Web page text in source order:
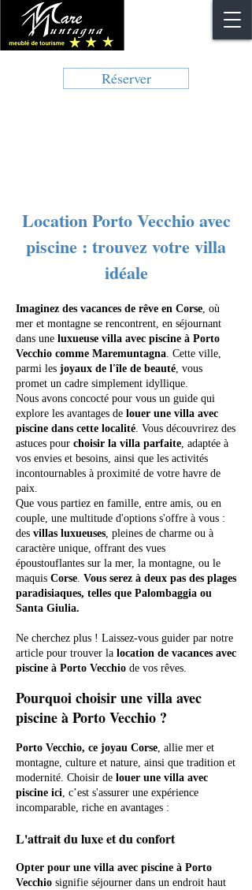
Réserver
Location Porto Vecchio avec
piscine : trouvez votre villa
idéale
Imaginez des vacances de rêve en Corse, où
mer et montagne se rencontrent, en séjournant
dans une luxueuse villa avec piscine à Porto
Vecchio comme Maremuntagna. Cette ville,
parmi les joyaux de l'île de beauté, vous
promet un cadre simplement idyllique.
Nous avons concocté pour vous un guide qui
explore les avantages de louer une villa avec
piscine dans cette localité. Vous découvrirez des
astuces pour choisir la villa parfaite, adaptée à
vos envies et besoins, ainsi que les activités
incontournables à proximité de votre havre de
paix.
Que vous partiez en famille, entre amis, ou en
couple, une multitude d'options s'offre à vous :
des villas luxueuses, pleines de charme ou à
caractère unique, offrant des vues
époustouflantes sur la mer, la montagne, ou le
maquis Corse. Vous serez à deux pas des plages
paradisiaques, telles que Palombaggia ou
Santa Giulia.
Ne cherchez plus ! Laissez-vous guider par notre
article pour trouver la location de vacances avec
piscine à Porto Vecchio de vos rêves.
Pourquoi choisir une villa avec
piscine à Porto Vecchio ?
Porto Vecchio, ce joyau Corse, allie mer et
montagne, culture et nature, ainsi que tradition et
modernité. Choisir de louer une villa avec
piscine ici, c’est s'assurer une expérience
incomparable, riche en avantages :
L'attrait du luxe et du confort
Opter pour une villa avec piscine à Porto
Vecchio signifie séjourner dans un endroit haut